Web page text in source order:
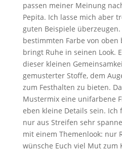
passen meiner Meinung
Pepita. Ich lasse mich aber
guten Beispiele
bestimmten Farbe von
bringt Ruhe in seinen Look.
dieser kleinen
gemusterter Stoffe, dem
zum Festhalten zu bieten.
Mustermix eine unifarbene
eben kleine Details sein.
nur aus Streifen sehr
mit einem Themenlook: nur
wünsche Euch viel Mut zum